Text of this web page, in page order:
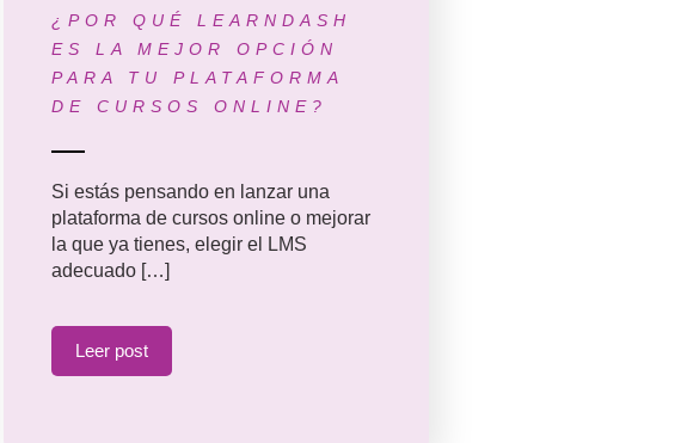
¿POR QUÉ LEARNDASH
ES LA MEJOR OPCIÓN
PARA TU PLATAFORMA
DE CURSOS ONLINE?
Si estás pensando en lanzar una
plataforma de cursos online o mejorar
la que ya tienes, elegir el LMS
adecuado […]
Leer post